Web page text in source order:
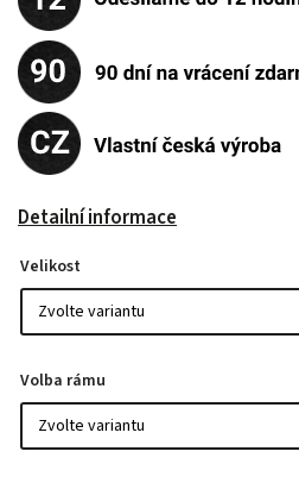
Detailní informace
Velikost
Volba rámu